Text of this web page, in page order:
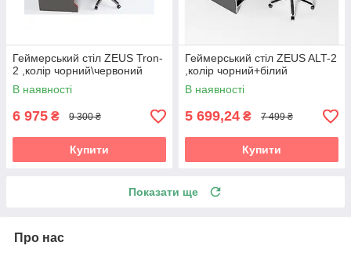
Геймерський стіл ZEUS Tron-
2 ,колір чорний\червоний
В наявності
6 975 ₴ 9 300 ₴
Купити
Геймерський стіл ZEUS ALT-2
,колір чорний+білий
В наявності
5 699,24 ₴ 7 499 ₴
Купити
Показати ще
Про нас